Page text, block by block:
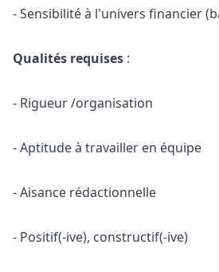
- Sensibilité à l'univers financier
Qualités requises :
- Rigueur /organisation
- Aptitude à travailler en équipe
- Aisance rédactionnelle
- Positif(-ive), constructif(-ive)